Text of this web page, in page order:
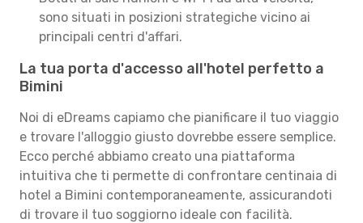
sono situati in posizioni strategiche vicino ai
principali centri d'affari.
La tua porta d'accesso all'hotel perfetto a
Bimini
Noi di eDreams capiamo che pianificare il tuo viaggio
e trovare l'alloggio giusto dovrebbe essere semplice.
Ecco perché abbiamo creato una piattaforma
intuitiva che ti permette di confrontare centinaia di
hotel a Bimini contemporaneamente, assicurandoti
di trovare il tuo soggiorno ideale con facilità.